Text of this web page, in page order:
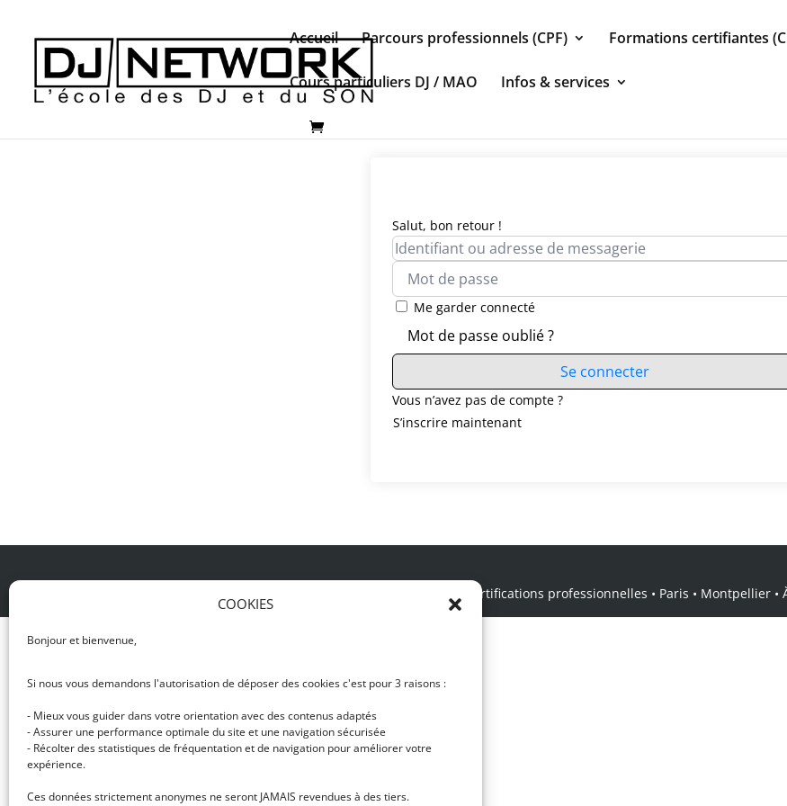
COOKIES
Bonjour et bienvenue,
Si nous vous demandons l'autorisation de déposer des cookies c'est pour 3 raisons :
- Mieux vous guider dans votre orientation avec des contenus adaptés
- Assurer une performance optimale du site et une navigation sécurisée
- Récolter des statistiques de fréquentation et de navigation pour améliorer votre
expérience.
Ces données strictement anonymes ne seront JAMAIS revendues à des tiers.
Accueil Parcours professionnels (CPF) Formations certifiantes
Cours particuliers DJ / MAO Infos & services
Salut, bon retour !
Me garder connecté
Mot de passe oublié ?
Se connecter
Vous n’avez pas de compte ?
S’inscrire maintenant
© DJ NETWORK • École de DJ et de production musicale • Certifications professionnelles • Paris • Montpellier